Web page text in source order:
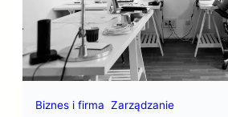
kluczową rolę w
Biznes i firma Zarządzanie